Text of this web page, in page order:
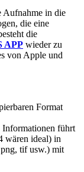
Aufnahme in die
die eine
die
APP wieder zu
von Apple und
Format
Informationen führt
wären ideal) in
tif usw.) mit